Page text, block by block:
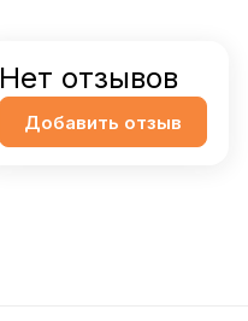
Нет отзывов
Добавить отзыв